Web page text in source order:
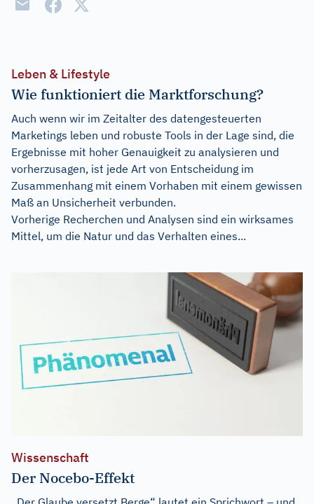
Leben & Lifestyle
Wie funktioniert die Marktforschung?
Auch wenn wir im Zeitalter des datengesteuerten
Marketings leben und robuste Tools in der Lage sind, die
Ergebnisse mit hoher Genauigkeit zu analysieren und
vorherzusagen, ist jede Art von Entscheidung im
Zusammenhang mit einem Vorhaben mit einem gewissen
Maß an Unsicherheit verbunden.
Vorherige Recherchen und Analysen sind ein wirksames
Mittel, um die Natur und das Verhalten eines...
Wissenschaft
Der Nocebo-Effekt